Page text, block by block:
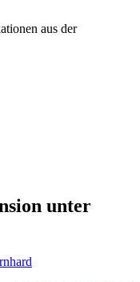
aus der
unter